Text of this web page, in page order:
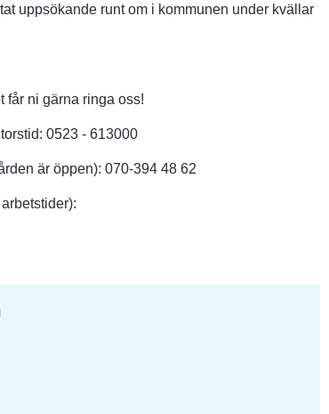
uppsökande runt om i kommunen under kvällar
får ni gärna ringa oss!
0523 - 613000
är öppen): 070-394 48 62
webbplats.